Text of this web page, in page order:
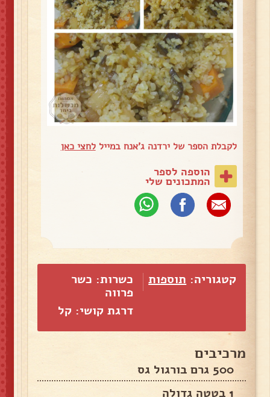
לקבלת הספר של ירדנה ג'אנח במייללחצי כאן
הוספה לספר
המתכונים שלי
קטגוריה: תוספות
כשרות: כשר
פרווה
דרגת קושי: קל
מרכיבים
500 גרם בורגול גס
1 בטטה גדולה